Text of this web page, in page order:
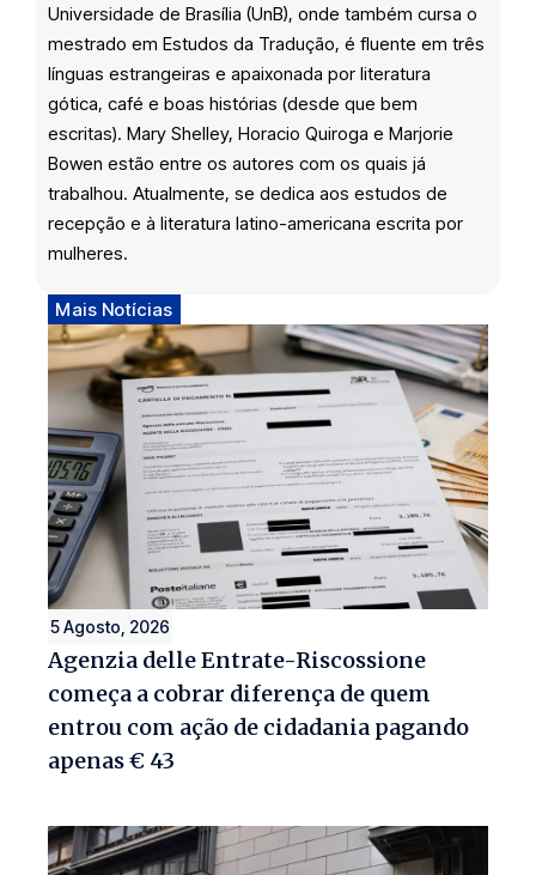
Universidade de Brasília (UnB), onde também cursa o
mestrado em Estudos da Tradução, é fluente em três
línguas estrangeiras e apaixonada por literatura
gótica, café e boas histórias (desde que bem
escritas). Mary Shelley, Horacio Quiroga e Marjorie
Bowen estão entre os autores com os quais já
trabalhou. Atualmente, se dedica aos estudos de
recepção e à literatura latino-americana escrita por
mulheres.
Mais Notícias
5 Agosto, 2026
Agenzia delle Entrate-Riscossione
começa a cobrar diferença de quem
entrou com ação de cidadania pagando
apenas € 43